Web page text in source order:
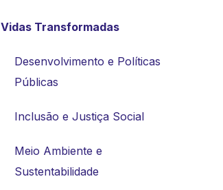
Vidas Transformadas
Desenvolvimento e Políticas
Públicas
Inclusão e Justiça Social
Meio Ambiente e
Sustentabilidade